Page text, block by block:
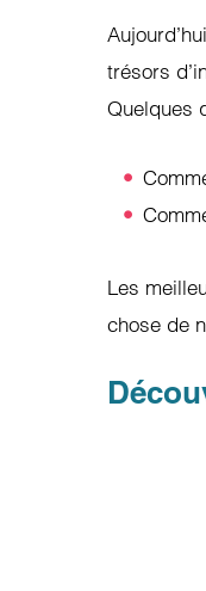
trésors
Quelques
Les
chose de